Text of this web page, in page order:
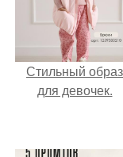
Стильный образ
для девочек.